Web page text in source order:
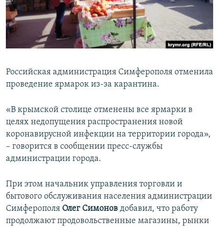
ПОБЕДИТЕЛЕЙ НЕ СУДЯТ?
КРЫМ.НЕПОКОРЕННЫЙ
ELIFBE
ПРИСОЕДИНЯЙТЕСЬ!
Все сайты RFE/RL
Российская администрация Симферополя отменила
проведение ярмарок из-за карантина.
«В крымской столице отменены все ярмарки в
целях недопущения распространения новой
коронавирусной инфекции на территории города»,
– говорится в сообщении пресс-службы
администрации города.
При этом начальник управления торговли и
бытового обслуживания населения администрации
Симферополя Олег Симонов добавил, что работу
продолжают продовольственные магазины, рынки